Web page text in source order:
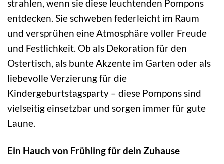
strahlen, wenn sie diese leuchtenden Pompons
entdecken. Sie schweben federleicht im Raum
und versprühen eine Atmosphäre voller Freude
und Festlichkeit. Ob als Dekoration für den
Ostertisch, als bunte Akzente im Garten oder als
liebevolle Verzierung für die
Kindergeburtstagsparty – diese Pompons sind
vielseitig einsetzbar und sorgen immer für gute
Laune.
Ein Hauch von Frühling für dein Zuhause